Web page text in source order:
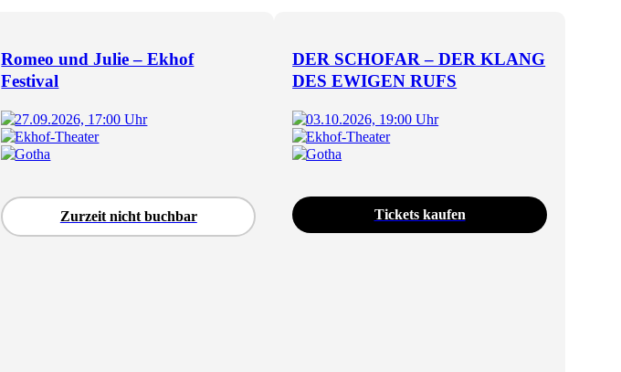
Romeo und Julie – Ekhof
Festival
27.09.2026, 17:00 Uhr
Ekhof-Theater
Gotha
Zurzeit nicht buchbar
DER SCHOFAR – DER KLANG
DES EWIGEN RUFS
03.10.2026, 19:00 Uhr
Ekhof-Theater
Gotha
Tickets kaufen